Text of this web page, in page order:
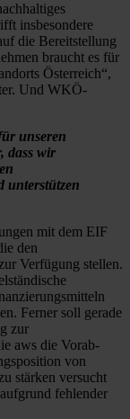
insbesondere
die Bereitstellung
braucht es für
Österreich“,
Und WKÖ-
unseren
dass wir
unterstützen
mit dem EIF
den
Verfügung stellen.
Ferner soll gerade
zur
aws die Vorab-
von
stärken versucht
fehlender